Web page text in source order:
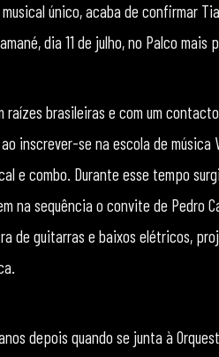
único, acaba de confirmar
dia 11 de julho, no Palco mais
brasileiras e com um
inscrever-se na escola de música
e combo. Durante esse tempo
na sequência o convite de Pedro
de guitarras e baixos elétricos,
depois quando se junta à